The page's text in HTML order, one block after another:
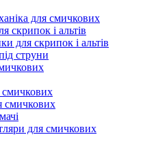
для смичкових
скрипок і альтів
для скрипок і альтів
струни
смичкових
смичкових
для смичкових